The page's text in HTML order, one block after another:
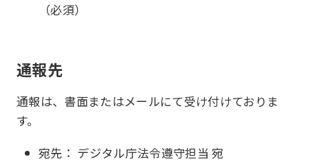
（必須）
通報先
通報は、書面またはメールにて受け付けておりま
す。
宛先： デジタル庁法令遵守担当 宛